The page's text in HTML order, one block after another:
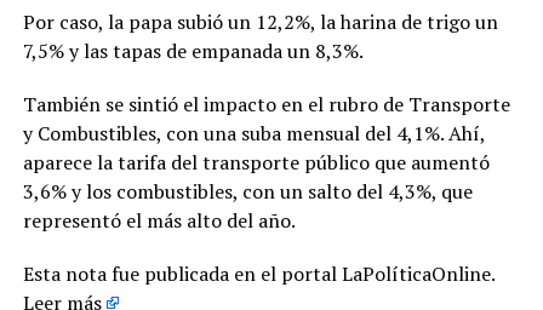
Por caso, la papa subió un 12,2%, la harina de trigo un
7,5% y las tapas de empanada un 8,3%.
También se sintió el impacto en el rubro de Transporte
y Combustibles, con una suba mensual del 4,1%. Ahí,
aparece la tarifa del transporte público que aumentó
3,6% y los combustibles, con un salto del 4,3%, que
representó el más alto del año.
Esta nota fue publicada en el portal LaPolíticaOnline.
Leer más